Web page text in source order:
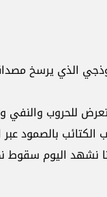
الذي يرسخ
90 عامًا بعد التعرض
نشهد اليوم سقوط